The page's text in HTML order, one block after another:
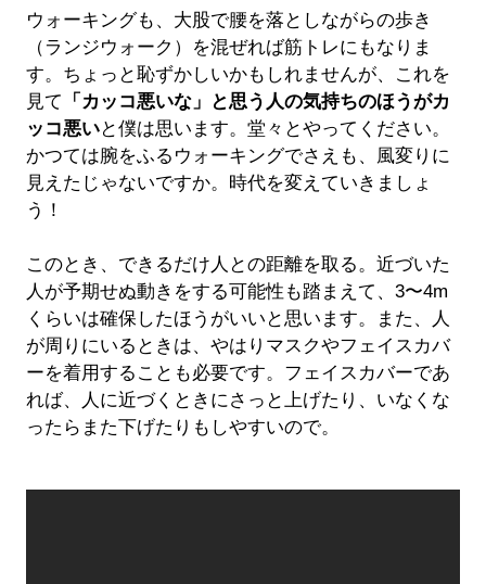
ウォーキングも、大股で腰を落としながらの歩き
（ランジウォーク）を混ぜれば筋トレにもなりま
す。ちょっと恥ずかしいかもしれませんが、これを
見て 「カッコ悪いな」と思う人の気持ちのほうがカ
ッコ悪いと僕は思います。堂々とやってください。
かつては腕をふるウォーキングでさえも、風変りに
見えたじゃないですか。時代を変えていきましょ
う！
このとき、できるだけ人との距離を取る。近づいた
人が予期せぬ動きをする可能性も踏まえて、3〜4m
くらいは確保したほうがいいと思います。また、人
が周りにいるときは、やはりマスクやフェイスカバ
ーを着用することも必要です。フェイスカバーであ
れば、人に近づくときにさっと上げたり、いなくな
ったらまた下げたりもしやすいので。